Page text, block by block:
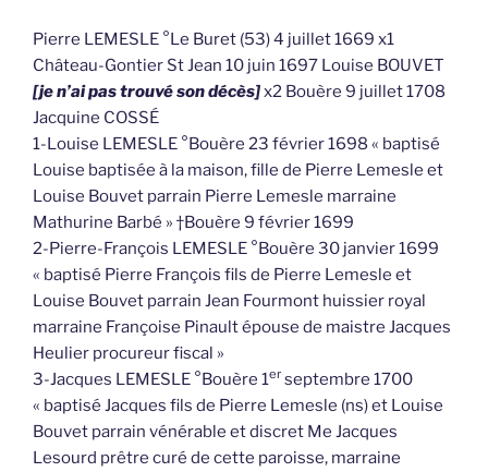
Pierre LEMESLE °Le Buret (53) 4 juillet 1669 x1
Château-Gontier St Jean 10 juin 1697 Louise BOUVET
[je n’ai pas trouvé son décès]x2 Bouère 9 juillet 1708
Jacquine COSSÉ
1-Louise LEMESLE °Bouère 23 février 1698 « baptisé
Louise baptisée à la maison, fille de Pierre Lemesle et
Louise Bouvet parrain Pierre Lemesle marraine
Mathurine Barbé » †Bouère 9 février 1699
2-Pierre-François LEMESLE °Bouère 30 janvier 1699
« baptisé Pierre François fils de Pierre Lemesle et
Louise Bouvet parrain Jean Fourmont huissier royal
marraine Françoise Pinault épouse de maistre Jacques
Heulier procureur fiscal »
3-Jacques LEMESLE °Bouère 1er septembre 1700
« baptisé Jacques fils de Pierre Lemesle (ns) et Louise
Bouvet parrain vénérable et discret Me Jacques
Lesourd prêtre curé de cette paroisse, marraine